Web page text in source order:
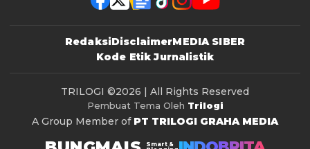
RedaksiDisclaimerMEDIA SIBER
Kode Etik Jurnalistik
TRILOGI ©2026 | All Rights Reserved
Pembuat Tema Oleh Trilogi
A Group Member of PT TRILOGI GRAHA MEDIA
Smart &